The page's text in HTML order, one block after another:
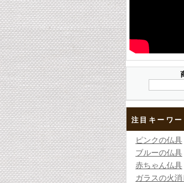
注目キーワー
ピンクの仏具
ブルーの仏具
赤ちゃん仏具
ガラスの火消